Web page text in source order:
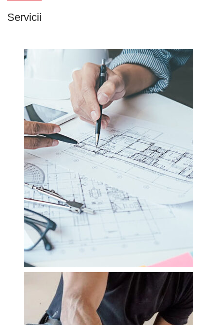
Servicii